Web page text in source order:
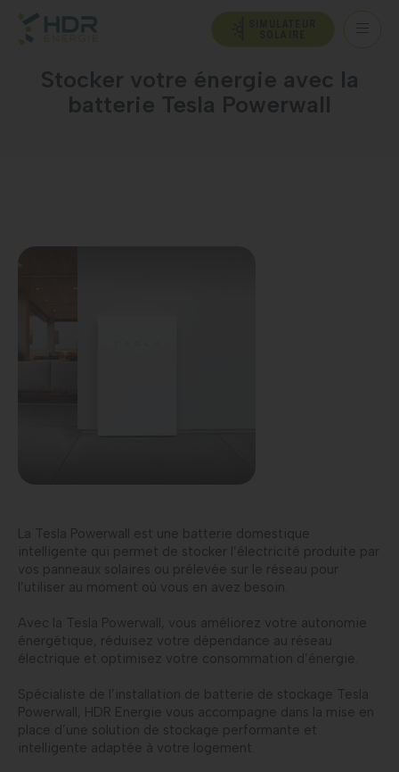
Stocker votre énergie avec la
batterie Tesla Powerwall
La Tesla Powerwall est une batterie domestique
intelligente qui permet de stocker l’électricité produite par
vos panneaux solaires ou prélevée sur le réseau pour
l’utiliser au moment où vous en avez besoin.
Avec la Tesla Powerwall, vous améliorez votre autonomie
énergétique, réduisez votre dépendance au réseau
électrique et optimisez votre consommation d’énergie.
Spécialiste de l’installation de batterie de stockage Tesla
Powerwall, HDR Energie vous accompagne dans la mise en
place d’une solution de stockage performante et
intelligente adaptée à votre logement.